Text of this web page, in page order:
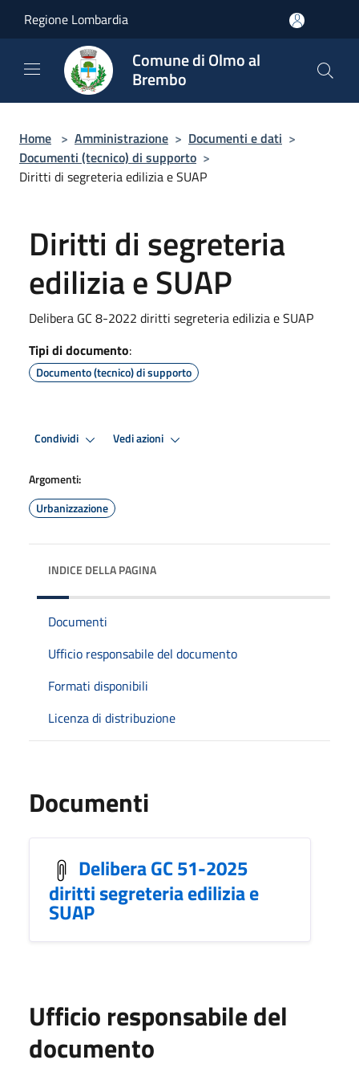
Regione Lombardia
Comune di Olmo al
Brembo
Home > Amministrazione > Documenti e dati >
Documenti (tecnico) di supporto >
Diritti di segreteria edilizia e SUAP
Diritti di segreteria
edilizia e SUAP
Delibera GC 8-2022 diritti segreteria edilizia e SUAP
Tipi di documento:
Documento (tecnico) di supporto
Condividi Vedi azioni
Argomenti:
Urbanizzazione
INDICE DELLA PAGINA
Documenti
Ufficio responsabile del documento
Formati disponibili
Licenza di distribuzione
Documenti
Delibera GC 51-2025
diritti segreteria edilizia e
SUAP
Ufficio responsabile del
documento